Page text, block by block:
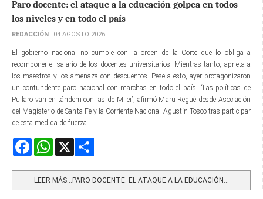
Paro docente: el ataque a la educación golpea en todos
los niveles y en todo el país
REDACCIÓN 04 AGOSTO 2026
El gobierno nacional no cumple con la orden de la Corte que lo obliga a
recomponer el salario de los docentes universitarios. Mientras tanto, aprieta a
los maestros y los amenaza con descuentos. Pese a esto, ayer protagonizaron
un contundente paro nacional con marchas en todo el país. “Las políticas de
Pullaro van en tándem con las de Milei”, afirmó Maru Regué desde Asociación
del Magisterio de Santa Fe y la Corriente Nacional Agustín Tosco tras participar
de esta medida de fuerza.
FacebookWhatsApp
LEER MÁS…PARO DOCENTE: EL ATAQUE A LA EDUCACIÓN...